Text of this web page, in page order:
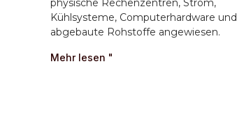
physische Rechenzentren, Strom,
Kühlsysteme, Computerhardware und
abgebaute Rohstoffe angewiesen.
Mehr lesen "